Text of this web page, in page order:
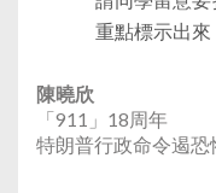
重點標示出來
陳曉欣
「911」18周年
特朗普行政命令遏恐